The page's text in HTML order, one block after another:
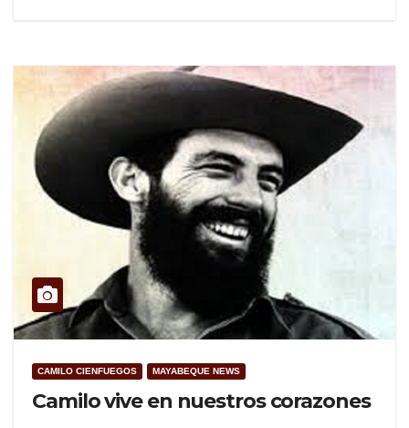
CAMILO CIENFUEGOS MAYABEQUE NEWS
Camilo vive en nuestros corazones